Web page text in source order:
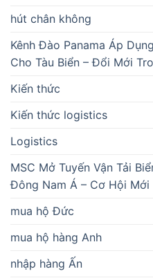
hút chân không
Kênh Đào Panama Áp
Cho Tàu Biển – Đổi Mới
Kiến thức
Kiến thức logistics
Logistics
MSC Mở Tuyến Vận Tải
Đông Nam Á – Cơ Hội Mới
mua hộ Đức
mua hộ hàng Anh
nhập hàng Ấn